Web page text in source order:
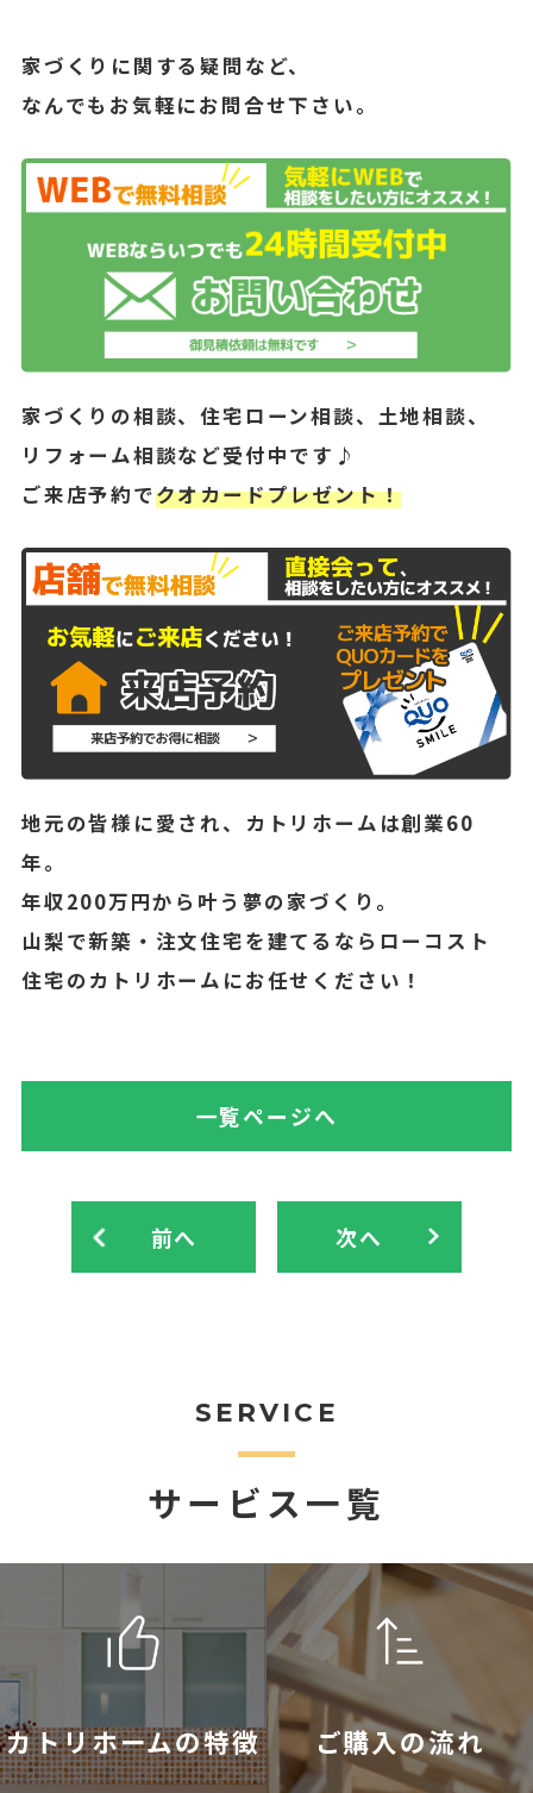
家づくりに関する疑問など、
なんでもお気軽にお問合せ下さい。
家づくりの相談、住宅ローン相談、土地相談、
リフォーム相談など受付中です♪
ご来店予約でクオカードプレゼント！
地元の皆様に愛され、カトリホームは創業60
年。
年収200万円から叶う夢の家づくり。
山梨で新築・注文住宅を建てるならローコスト
住宅のカトリホームにお任せください！
前へ
一覧ページへ
次へ
SERVICE
サービス一覧
カトリホームの特徴 ご購入の流れ